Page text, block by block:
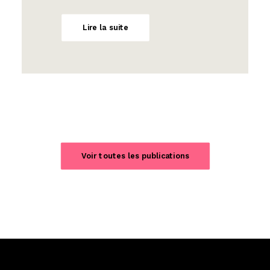
Lire la suite
Voir toutes les publications